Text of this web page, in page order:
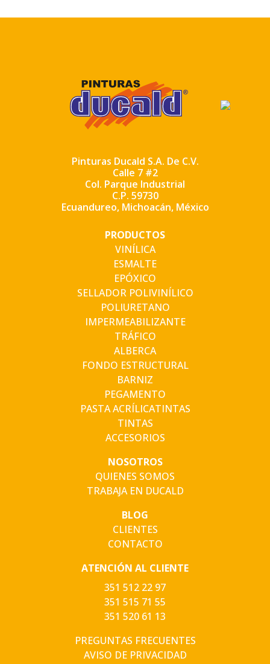
Pinturas Ducald S.A. De C.V.
Calle 7 #2
Col. Parque Industrial
C.P. 59730
Ecuandureo, Michoacán, México
PRODUCTOS
VINÍLICA
ESMALTE
EPÓXICO
SELLADOR POLIVINÍLICO
POLIURETANO
IMPERMEABILIZANTE
TRÁFICO
ALBERCA
FONDO ESTRUCTURAL
BARNIZ
PEGAMENTO
PASTA ACRÍLICATINTAS
TINTAS
ACCESORIOS
NOSOTROS
QUIENES SOMOS
TRABAJA EN DUCALD
BLOG
CLIENTES
CONTACTO
ATENCIÓN AL CLIENTE
351 512 22 97
351 515 71 55
351 520 61 13
PREGUNTAS FRECUENTES
AVISO DE PRIVACIDAD